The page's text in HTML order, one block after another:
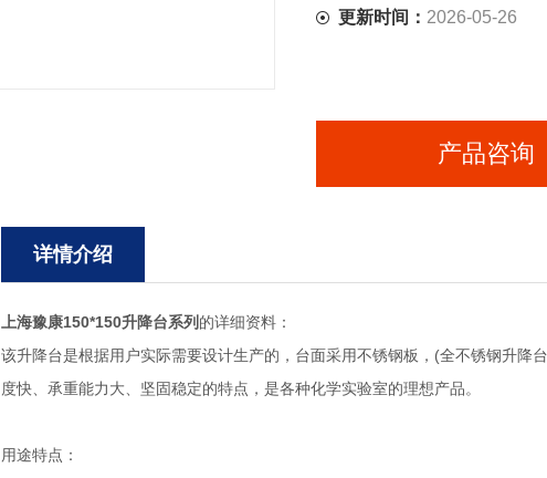
更新时间： 2026-05-26
产品咨询
详情介绍
上海豫康150*150升降台系列 的详细资料：
该升降台是根据用户实际需要设计生产的，台面采用不锈钢板，(全不锈钢升降
度快、承重能力大、坚固稳定的特点，是各种化学实验室的理想产品。
用途特点：